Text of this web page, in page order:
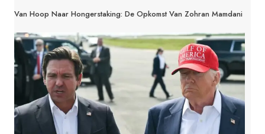
Van Hoop Naar Hongerstaking: De Opkomst Van Zohran Mamdani